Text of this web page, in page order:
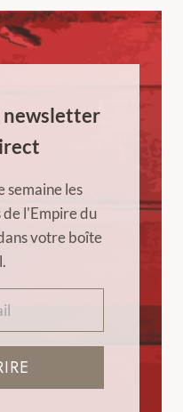
newsletter
semaine les
l'Empire du
votre boîte